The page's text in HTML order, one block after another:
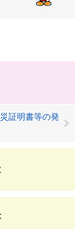
証明書等の発